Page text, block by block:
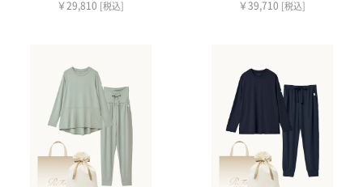
￥29,810 [税込] ￥39,710 [税込]